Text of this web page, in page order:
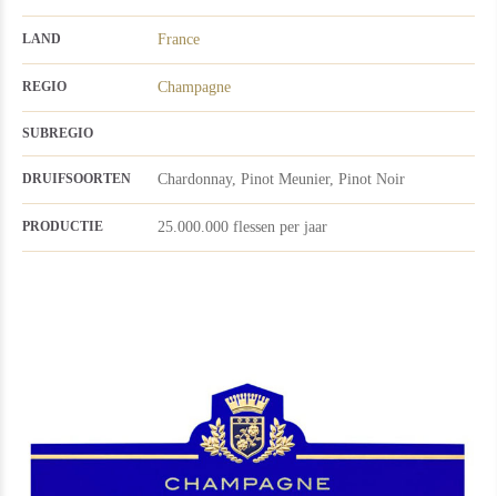
LAND France
REGIO Champagne
SUBREGIO
DRUIFSOORTEN Chardonnay, Pinot Meunier, Pinot Noir
PRODUCTIE 25.000.000 flessen per jaar